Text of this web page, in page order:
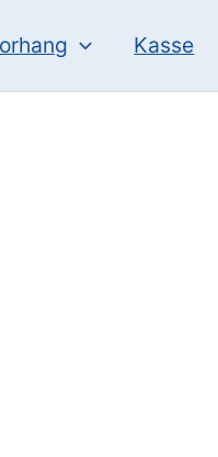
Kasse